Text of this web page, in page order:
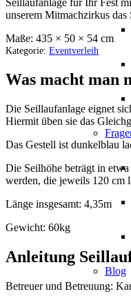
Blog
Seillaufanlage für Ihr Fest
unserem Mitmachzirkus das
Maße: 435 × 50 × 54 cm
Kategorie: Eventverleih
Was macht man
Die Seillaufanlage eignet
Hiermit üben sie das
Das Gestell ist dunkelblau
Die Seilhöhe beträgt in
werden, die jeweils 120 cm
Länge insgesamt: 4,35m
Gewicht: 60kg
Anleitung
Betreuer und Betreuung: